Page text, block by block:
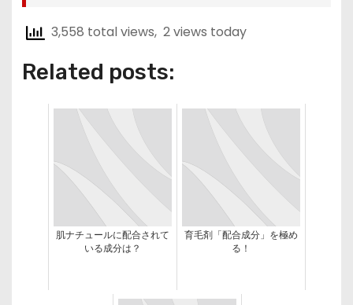
3,558 total views, 2 views today
Related posts:
肌ナチュールに配合されて
いる成分は？
育毛剤「配合成分」を極め
る！